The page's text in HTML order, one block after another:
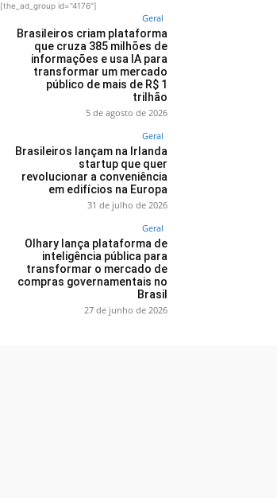
[the_ad_group id="4176"]
Geral
Brasileiros criam plataforma
que cruza 385 milhões de
informações e usa IA para
transformar um mercado
público de mais de R$ 1
trilhão
5 de agosto de 2026
Geral
Brasileiros lançam na Irlanda
startup que quer
revolucionar a conveniência
em edifícios na Europa
31 de julho de 2026
Geral
Olhary lança plataforma de
inteligência pública para
transformar o mercado de
compras governamentais no
Brasil
27 de junho de 2026